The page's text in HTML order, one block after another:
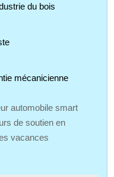
du bois
mécanicienne
automobile smart
de soutien en
vacances